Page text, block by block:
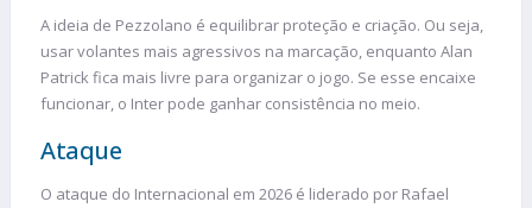
A ideia de Pezzolano é equilibrar proteção e criação. Ou seja,
usar volantes mais agressivos na marcação, enquanto Alan
Patrick fica mais livre para organizar o jogo. Se esse encaixe
funcionar, o Inter pode ganhar consistência no meio.
Ataque
O ataque do Internacional em 2026 é liderado por Rafael